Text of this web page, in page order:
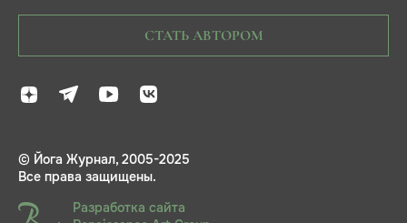
СТАТЬ АВТОРОМ
© Йога Журнал, 2005-2025
Все права защищены.
Разработка сайта